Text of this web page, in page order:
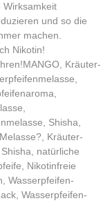
Wirksamkeit
und so die
machen.
Nikotin!
Kräuter-
Shisha,
Kräuter-
natürliche
Nikotinfreie
Wasserpfeifen-
Wasserpfeifen-